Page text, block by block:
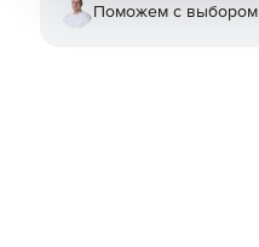
Поможем с выбором